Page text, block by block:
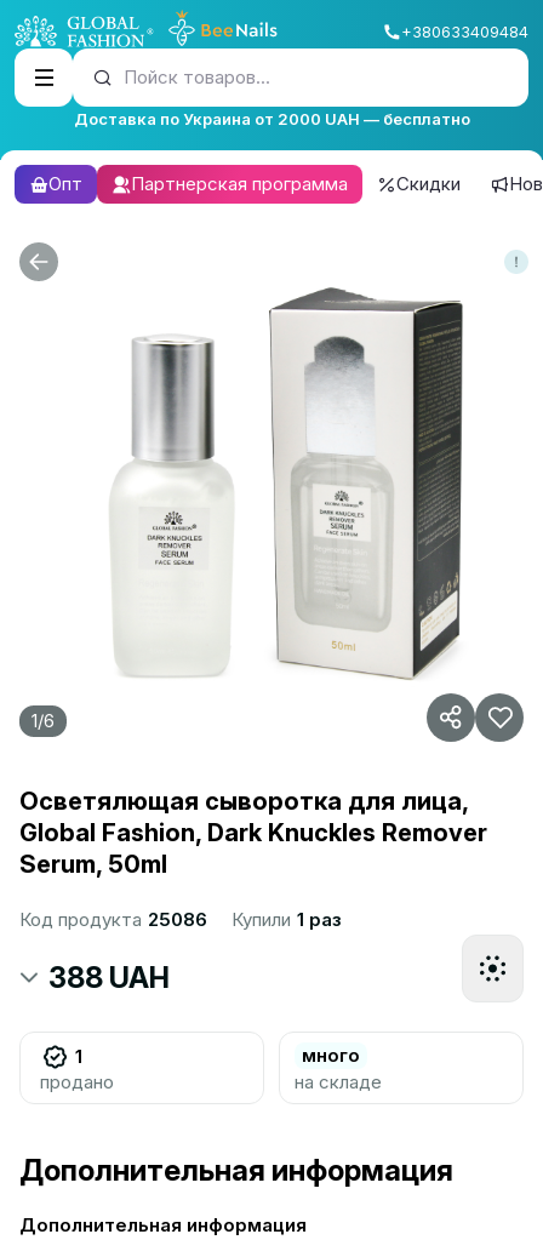
+380633409484
Пойск товаров...
Доставка по Украина от 2000 UAH — бесплатно
Опт Партнерская программа Скидки
1/6
Осветялющая сыворотка для лица,
Global Fashion, Dark Knuckles Remover
Serum, 50ml
Код продукта 25086 Купили 1 раз
388 UAH
1
продано
много
на складе
Дополнительная информация
Дополнительная информация